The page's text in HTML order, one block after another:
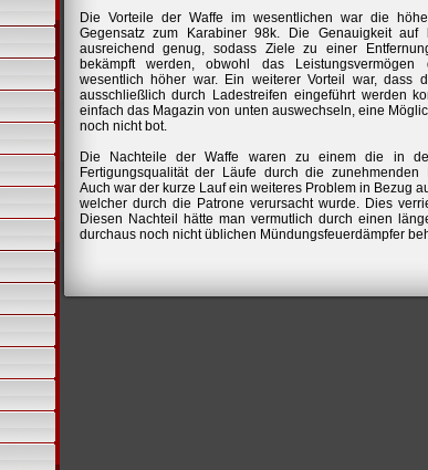
Die Vorteile der Waffe im wesentlichen war die
Gegensatz zum Karabiner 98k. Die Genauigkeit auf
ausreichend genug, sodass Ziele zu einer
bekämpft werden, obwohl das Leistungsvermögen
wesentlich höher war. Ein weiterer Vorteil war, dass
ausschließlich durch Ladestreifen eingeführt werden
einfach das Magazin von unten auswechseln, eine
noch nicht bot.
Die Nachteile der Waffe waren zu einem die in
Fertigungsqualität der Läufe durch die zunehmenden
Auch war der kurze Lauf ein weiteres Problem in Bezug
welcher durch die Patrone verursacht wurde. Dies
Diesen Nachteil hätte man vermutlich durch einen
durchaus noch nicht üblichen Mündungsfeuerdämpfer